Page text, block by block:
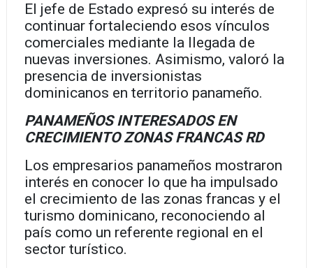
El jefe de Estado expresó su interés de
continuar fortaleciendo esos vínculos
comerciales mediante la llegada de
nuevas inversiones. Asimismo, valoró la
presencia de inversionistas
dominicanos en territorio panameño.
PANAMEÑOS INTERESADOS EN
CRECIMIENTO ZONAS FRANCAS RD
Los empresarios panameños mostraron
interés en conocer lo que ha impulsado
el crecimiento de las zonas francas y el
turismo dominicano, reconociendo al
país como un referente regional en el
sector turístico.